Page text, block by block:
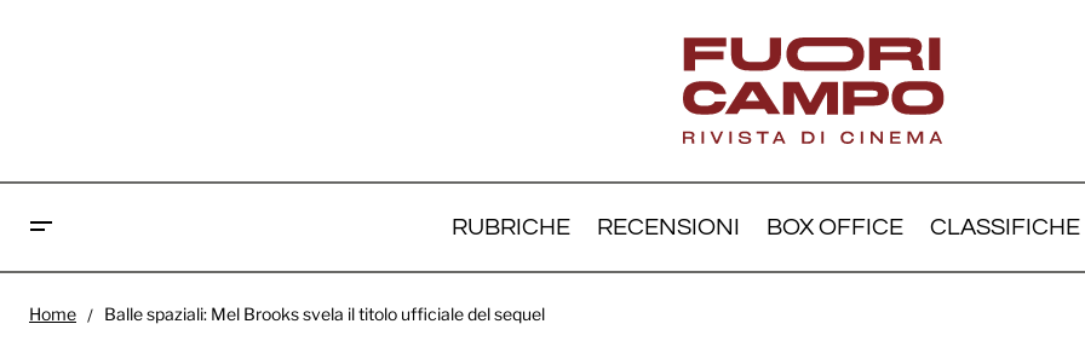
RUBRICHE RECENSIONI BOX OFFICE CLASSIFICHE
ufficiale del quarto capitolo della
News Balle spaziali: Mel Brooks
Home Balle spaziali: Mel Brooks svela il titolo ufficiale del sequel